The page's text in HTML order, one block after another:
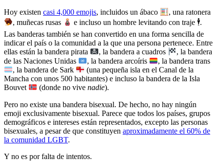
Hoy existen casi 4,000 emojis, incluidos un ábaco
, una ratonera
, muñecas rusas
e incluso un hombre levitando con traje 🕴.
Las banderas también se han convertido en una forma sencilla de
indicar el país o la comunidad a la que una persona pertenece. Entre
ellas están la bandera pirata
, la bandera a cuadros
, la bandera
de las Naciones Unidas
, la bandera arcoíris
, la bandera trans
, la bandera de Sark
(una pequeña isla en el Canal de la
Mancha con unos 500 habitantes) e incluso la bandera de la Isla
Bouvet
(donde no vivenadie).
Pero no existe una bandera bisexual. De hecho, no hay ningún
emoji exclusivamente bisexual. Parece que todos los países, grupos
demográficos e intereses están representados, excepto las personas
bisexuales, a pesar de que constituyen aproximadamente el 60% de
la comunidad LGBT.
Y no es por falta de intentos.